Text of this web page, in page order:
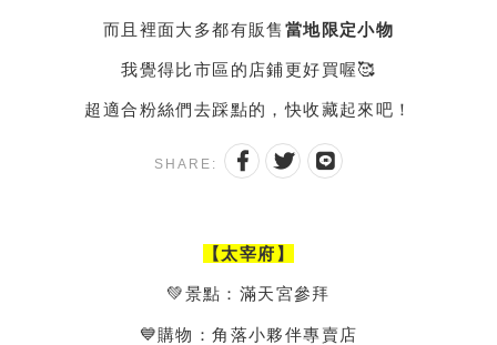
而且裡面大多都有販售 當地限定小物
我覺得比市區的店鋪更好買喔🥰
超適合粉絲們去踩點的，快收藏起來吧！
SHARE:
【太宰府】
💚景點：滿天宮參拜
💙購物：角落小夥伴專賣店